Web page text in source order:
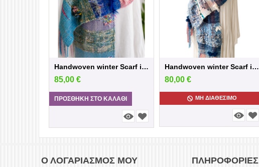
Handwoven winter Scarf in blue /Pink sh...
85,00 €
ΠΡΟΣΘΉΚΗ ΣΤΟ ΚΑΛΆΘΙ
Handwoven winter Scarf in blue shades
80,00 €
ΜΗ ΔΙΑΘΈΣΙΜΟ
Ο ΛΟΓΑΡΙΑΣΜΌΣ ΜΟΥ ΠΛΗΡΟΦΟΡΊΕΣ